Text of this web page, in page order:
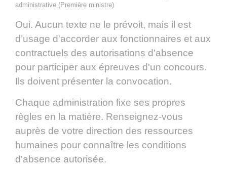
administrative (Première ministre)
Oui. Aucun texte ne le prévoit, mais il est
d’usage d'accorder aux fonctionnaires et aux
contractuels des autorisations d'absence
pour participer aux épreuves d'un concours.
Ils doivent présenter la convocation.
Chaque administration fixe ses propres
règles en la matière. Renseignez-vous
auprès de votre direction des ressources
humaines pour connaître les conditions
d'absence autorisée.